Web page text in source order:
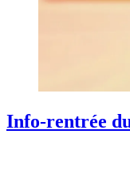
Info-rentrée